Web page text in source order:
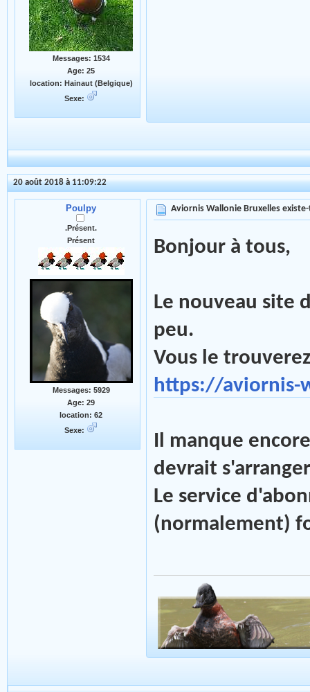
Messages: 1534
Age: 25
location: Hainaut (Belgique)
Sexe:
20 août 2018 à 11:09:22
Poulpy
.Présent.
Présent
Messages: 5929
Age: 29
location: 62
Sexe:
Aviornis Wallonie Bruxelles
Bonjour à tous,
Le nouveau site
peu.
Vous le
https://aviornis-
Il manque
devrait
Le service
(normalement)